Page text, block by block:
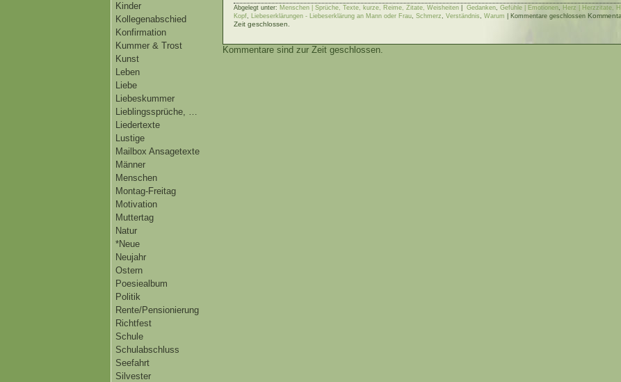
Kinder
Kollegenabschied
Konfirmation
Kummer & Trost
Kunst
Leben
Liebe
Liebeskummer
Lieblingssprüche, …
Liedertexte
Lustige
Mailbox Ansagetexte
Männer
Menschen
Montag-Freitag
Motivation
Muttertag
Natur
*Neue
Neujahr
Ostern
Poesiealbum
Politik
Rente/Pensionierung
Richtfest
Schule
Schulabschluss
Seefahrt
Silvester
Abgelegt unter: Menschen | Sprüche, Texte, kurze, Reime, Zitate, Weisheiten Gedanken, Gefühle | Emotionen, Herz | Herzzitate,
Kopf, Liebeserklärungen - Liebeserklärung an Mann oder Frau, Schmerz, Verständnis, Warum Kommentare geschlossen
Zeit geschlossen.
Kommentare sind zur Zeit geschlossen.